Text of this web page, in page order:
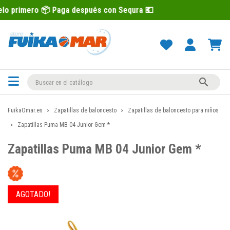
después con Sequra 💶

FuikaOmar.es Zapatillas de baloncesto
Zapatillas de baloncesto para niños
Zapatillas Puma MB 04 Junior Gem *
Zapatillas Puma MB 04 Junior Gem *
AGOTADO!